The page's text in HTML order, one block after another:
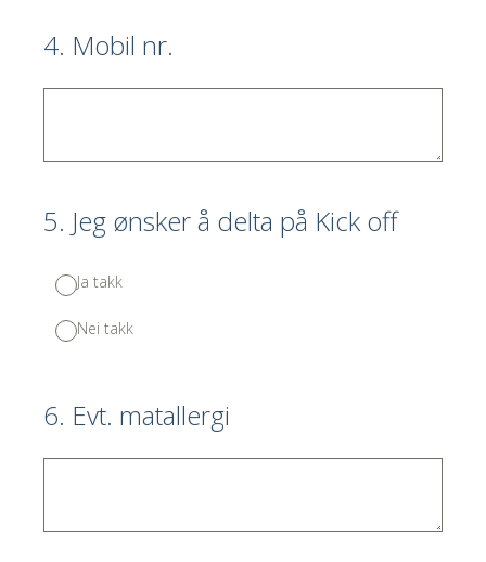
4. Mobil nr.
5. Jeg ønsker å delta på Kick off
Ja takk
Nei takk
6. Evt. matallergi